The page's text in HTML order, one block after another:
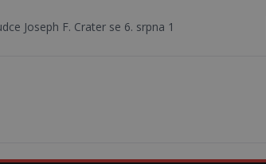
se 6. srpna 1930 navečeří ve své oblíbené